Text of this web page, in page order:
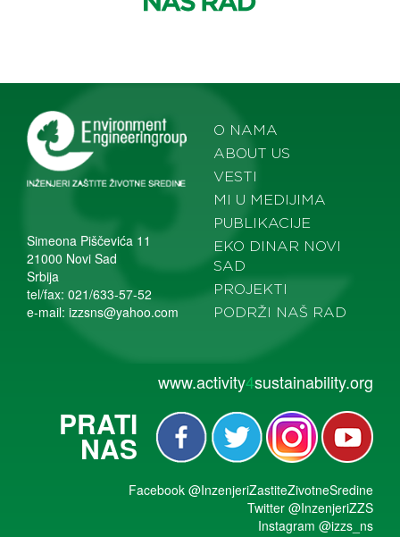
Simeona Piščevića 11
21000 Novi Sad
Srbija
tel/fax: 021/633-57-52
e-mail: izzsns@yahoo.com
O NAMA
ABOUT US
VESTI
MI U MEDIJIMA
PUBLIKACIJE
EKO DINAR NOVI
SAD
PROJEKTI
PODRŽI NAŠ RAD
www.activity4sustainability.org
PRATI
NAS
Facebook @InzenjeriZastiteZivotneSredine
Twitter @InzenjeriZZS
Instagram @izzs_ns